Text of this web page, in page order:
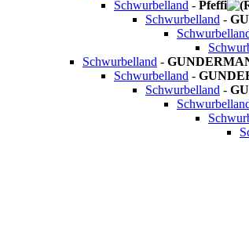
Schwurbelland - Pfeffi
Schwurbelland -
Schwurbelland -
Schwurbelland -
Schwurbelland -